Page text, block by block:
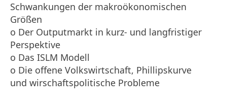
Schwankungen der makroökonomischen
Größen
o Der Outputmarkt in kurz- und langfristiger
Perspektive
o Das ISLM Modell
o Die offene Volkswirtschaft, Phillipskurve
und wirschaftspolitische Probleme